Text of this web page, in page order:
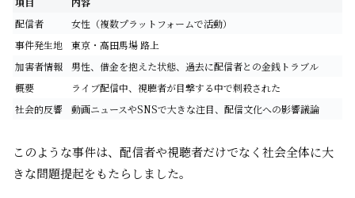
配信者
女性（複数プラットフォームで活動）
事件発生地
東京・高田馬場 路上
加害者情報
男性、借金を抱えた状態、過去に配信者との金銭トラブル
概要
ライブ配信中、視聴者が目撃する中で刺殺された
社会的反響
動画ニュースやSNSで大きな注目、配信文化への影響議論
このような事件は、配信者や視聴者だけでなく社会全体に大
きな問題提起をもたらしました。